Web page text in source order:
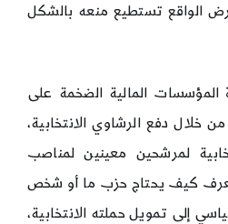
الواقع تستطيع منعه بالشكل
المالية الضخمة على
خلال دفع الرشاوي الانتخابية،
لمرشحين معينين لمناصب
كيف يحتاج حزب ما أو شخص
إلى تمويل حملته الانتخابية،